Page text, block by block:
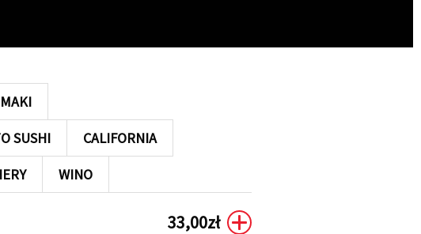
SUSHI
CALIFORNIA
WINO
33,00zł